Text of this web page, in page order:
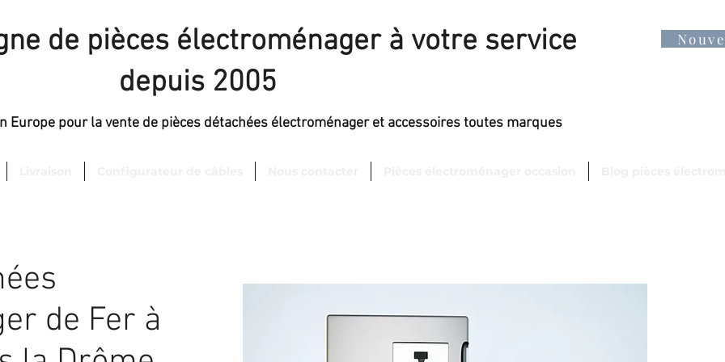
de pièces électroménager à votre service
depuis 2005
Europe pour la vente de pièces détachées électroménager et accessoires toutes marques
de Fer à